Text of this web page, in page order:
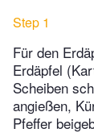
Step 1
Für den
Erdäpfel
Scheiben
angießen,
Pfeffer